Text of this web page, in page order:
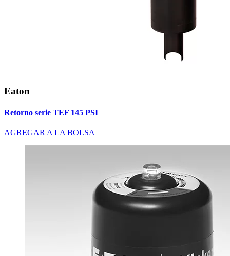
Eaton
Retorno serie TEF 145 PSI
AGREGAR A LA BOLSA